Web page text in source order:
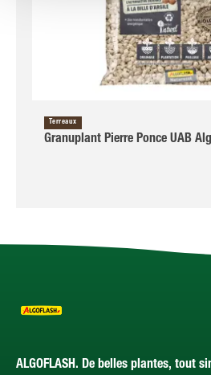
Terreaux
Granuplant Pierre Ponce UAB
ALGOFLASH. De belles plantes, tout